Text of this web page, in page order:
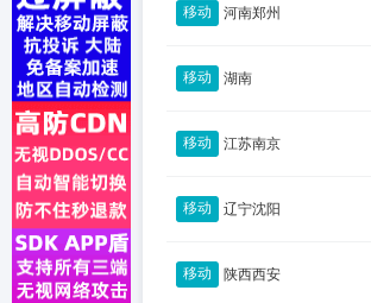
移动 河南郑州
移动 湖南
移动 江苏南京
移动 辽宁沈阳
移动 陕西西安